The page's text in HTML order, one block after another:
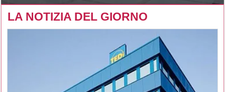
LA NOTIZIA DEL GIORNO